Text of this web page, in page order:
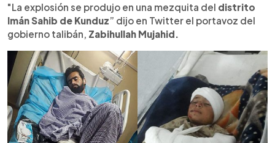
"La explosión se produjo en una mezquita del distrito
Imán Sahib de Kunduz” dijo en Twitter el portavoz del
gobierno talibán, Zabihullah Mujahid.